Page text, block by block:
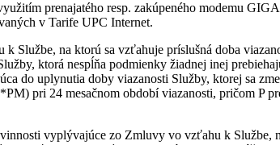
prenajatého resp. zakúpeného modemu
v Tarife UPC Internet.
Službe, na ktorú sa vzťahuje príslušná doba
ktorá nespĺňa podmienky žiadnej inej
do uplynutia doby viazanosti Služby, ktorej sa
pri 24 mesačnom období viazanosti, pričom P
vyplývajúce zo Zmluvy vo vzťahu k Službe,